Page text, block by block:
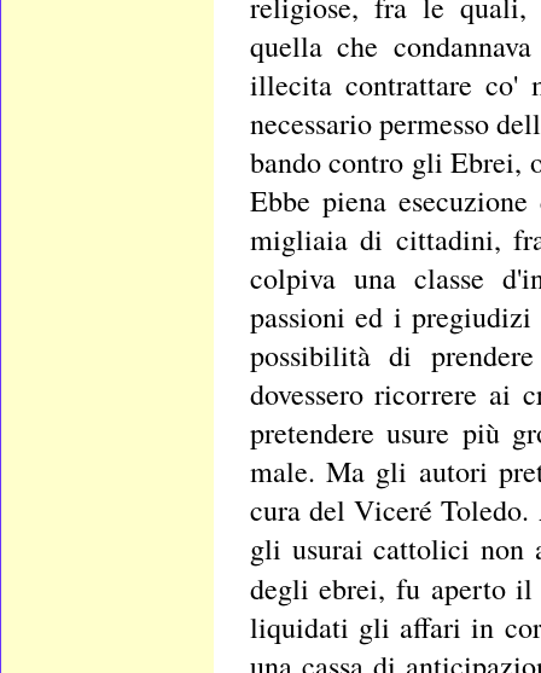
quella che
illecita contrattare co'
necessario permesso
bando contro gli Ebrei,
Ebbe piena
migliaia di cittadini,
colpiva una classe
passioni ed i
possibilità di
dovessero ricorrere ai
pretendere usure più
male. Ma gli autori
cura del Viceré
gli usurai cattolici non
degli ebrei, fu aperto il
liquidati gli affari in